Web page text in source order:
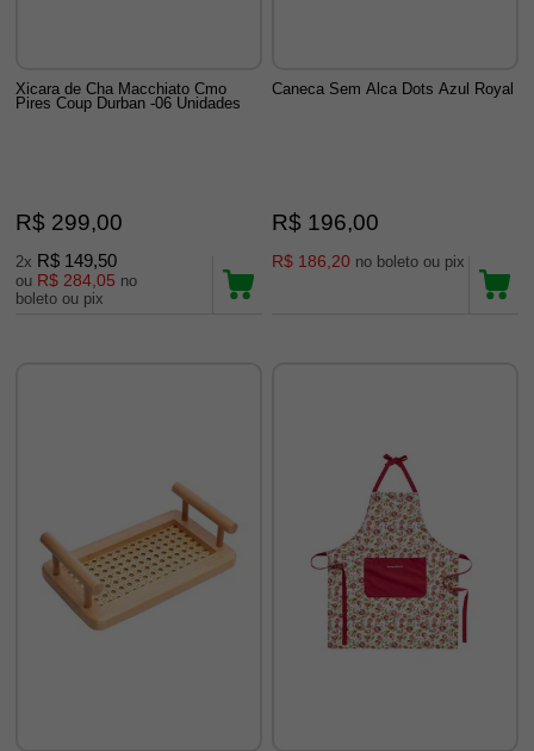
Xicara de Cha Macchiato Cmo
Pires Coup Durban -06 Unidades
R$ 299,00
2x R$ 149,50
ou R$ 284,05 no
boleto ou pix
Caneca Sem Alca Dots Azul Royal
R$ 196,00
R$ 186,20 no boleto ou pix